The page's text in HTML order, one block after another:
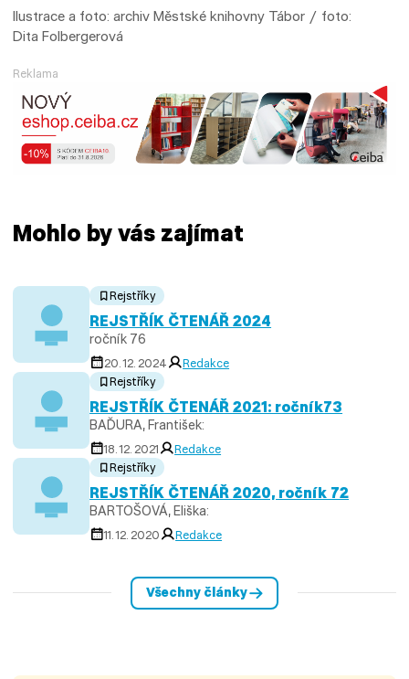
Ilustrace a foto: archiv Městské knihovny Tábor / foto:
Dita Folbergerová
Reklama
Mohlo by vás zajímat
Rejstříky
REJSTŘÍK ČTENÁŘ 2024
ročník 76
20. 12. 2024
Redakce
Rejstříky
REJSTŘÍK ČTENÁŘ 2021: ročník73
BAĎURA, František:
18. 12. 2021
Redakce
Rejstříky
REJSTŘÍK ČTENÁŘ 2020, ročník 72
BARTOŠOVÁ, Eliška:
11. 12. 2020 Redakce
Všechny články